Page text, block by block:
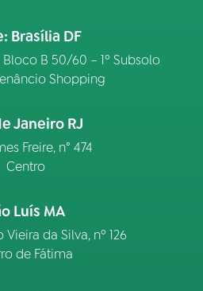
Brasília DF
B 50/60 – 1º Subsolo
Shopping
Janeiro RJ
Freire, n° 474
Centro
Luís MA
da Silva, nº 126
de Fátima